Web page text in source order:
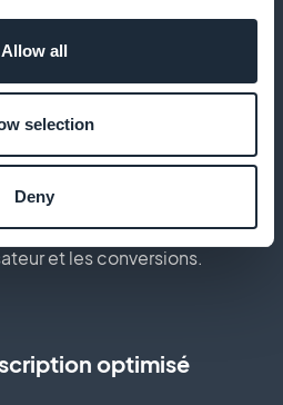
Allow all
selection
Deny
pages
qui reflètent
tourisme durable, améliorant
et les conversions.
optimisé